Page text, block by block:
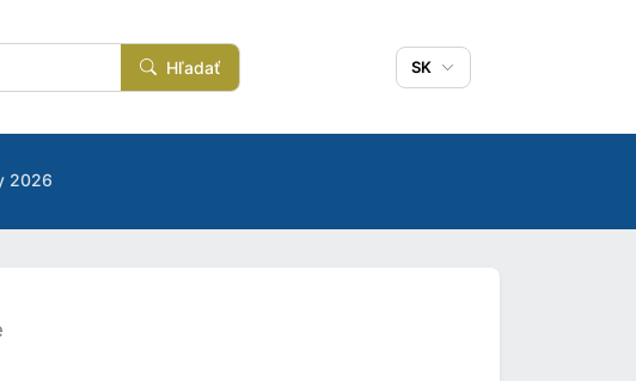
Hľadať SK
2026